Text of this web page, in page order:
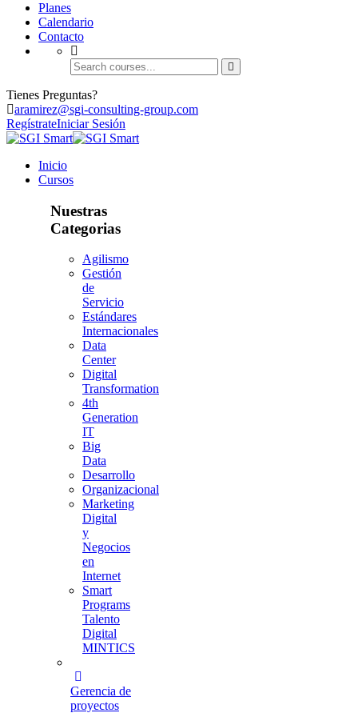
Planes
Calendario
Contacto
Tienes Preguntas?
aramirez@sgi-consulting-group.com
RegístrateIniciar Sesión
Inicio
Cursos
Nuestras
Categorias
Agilismo
Gestión
de
Servicio
Estándares
Internacionales
Data
Center
Digital
Transformation
4th
Generation
IT
Big
Data
Desarrollo
Organizacional
Marketing
Digital
y
Negocios
en
Internet
Smart
Programs
Talento
Digital
MINTICS
Gerencia de
proyectos